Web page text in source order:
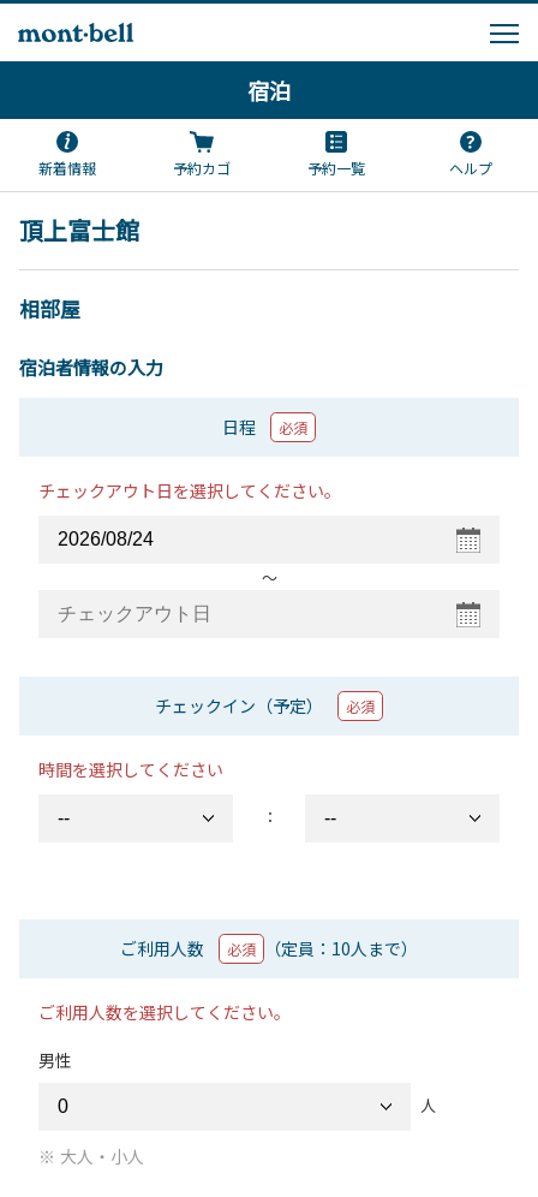
宿泊
新着情報 予約カゴ 予約一覧 ヘルプ
頂上富士館
相部屋
宿泊者情報の入力
日程 必須
チェックアウト日を選択してください。
〜
チェックイン（予定） 必須
時間を選択してください
：
ご利用人数 必須 （定員：10人まで）
ご利用人数を選択してください。
男性
人
大人・小人